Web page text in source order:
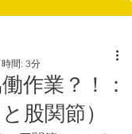
作業？！：
股関節）
間: 3分